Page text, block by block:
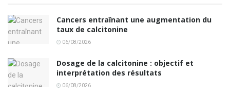
Cancers entraînant une augmentation du
taux de calcitonine
06/08/2026
Dosage de la calcitonine : objectif et
interprétation des résultats
06/08/2026